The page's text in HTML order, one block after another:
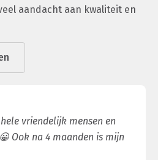
aandacht aan kwaliteit en
vriendelijk mensen en
Ook na 4 maanden is mijn